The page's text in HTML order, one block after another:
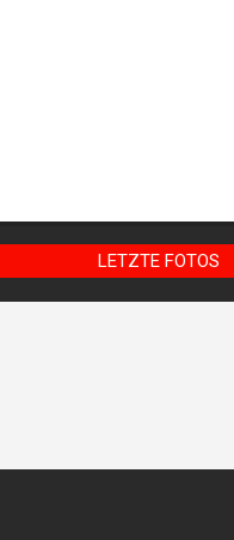
LETZTE FOTOS